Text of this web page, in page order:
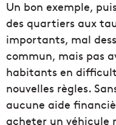
Un bon exemple,
des quartiers aux
importants, mal
commun, mais pas
habitants en
nouvelles règles.
aucune aide
acheter un véhicule